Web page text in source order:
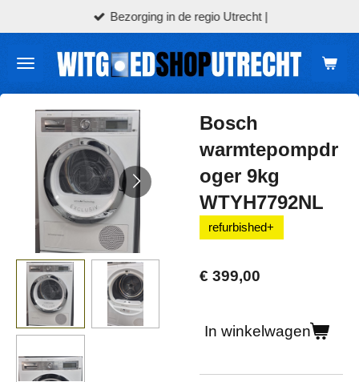
direct
naar
hoofdinhoud
Bezorging in de regio Utrecht |
Bosch
warmtepompdr
oger 9kg
WTYH7792NL
refurbished+
€ 399,00
In winkelwagen